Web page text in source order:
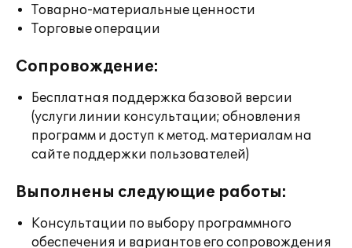
Товарно-материальные ценности
Торговые операции
Сопровождение:
Бесплатная поддержка базовой версии
(услуги линии консультации; обновления
программ и доступ к метод. материалам на
сайте поддержки пользователей)
Выполнены следующие работы:
Консультации по выбору программного
обеспечения и вариантов его сопровождения